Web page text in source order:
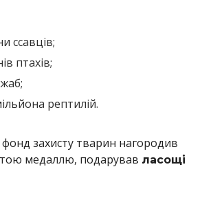
ссавців;
птахів;
рептилій.
захисту тварин нагородив
медаллю, подарував ласощі